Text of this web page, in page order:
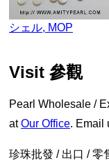
シェル, MOP
visit 參觀
Pearl Wholesale / Export / Retail : Buy pearls and jewellery
atOur Office. Email
珍珠批發 / 出口 /